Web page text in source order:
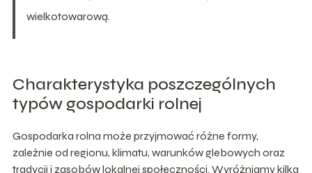
wielkotowarową.
Charakterystyka poszczególnych
typów gospodarki rolnej
Gospodarka rolna może przyjmować różne formy,
zależnie od regionu, klimatu, warunków glebowych oraz
tradycji i zasobów lokalnej społeczności. Wyróżniamy kilka